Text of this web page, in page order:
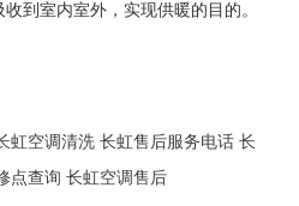
到室内室外，实现供暖的目的。
虹空调清洗 长虹售后服务电话 长
点查询 长虹空调售后